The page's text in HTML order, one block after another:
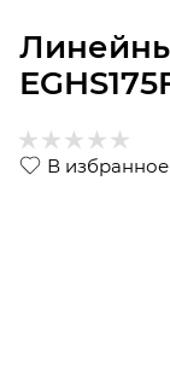
В избранное